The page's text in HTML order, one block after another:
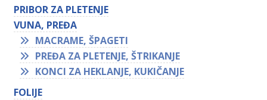
PRIBOR ZA PLETENJE
VUNA, PREĐA
MACRAME, ŠPAGETI
PREĐA ZA PLETENJE, ŠTRIKANJE
KONCI ZA HEKLANJE, KUKIČANJE
FOLIJE